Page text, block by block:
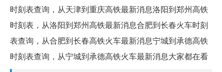
时刻表查询，从天津到重庆高铁最新消息洛阳到郑州高铁
时刻表，从洛阳到郑州高铁最新消息合肥到长春火车时刻
表查询，从合肥到长春高铁火车最新消息宁城到承德高铁
时刻表查询，从宁城到承德高铁火车最新消息大家都在看